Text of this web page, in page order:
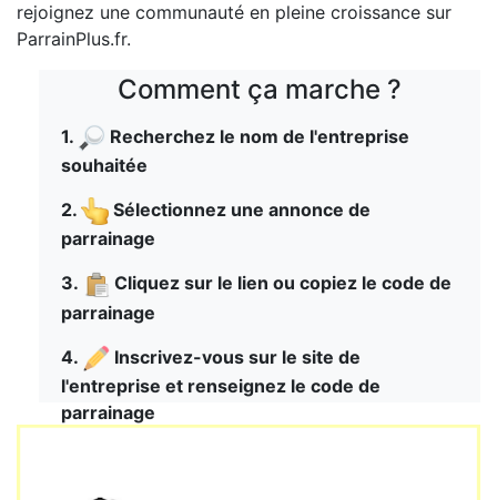
rejoignez une communauté en pleine croissance sur
ParrainPlus.fr.
Comment ça marche ?
1.
Recherchez le nom de l'entreprise
souhaitée
2.
Sélectionnez une annonce de
parrainage
3.
Cliquez sur le lien ou copiez le code de
parrainage
4.
Inscrivez-vous sur le site de
l'entreprise et renseignez le code de
parrainage